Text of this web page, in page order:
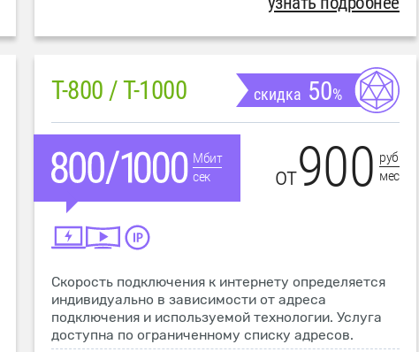
T-800 / T-1000 скидка 50%
Мбит
сек
от900 руб
мес
Скорость подключения к интернету определяется
индивидуально в зависимости от адреса
подключения и используемой технологии. Услуга
доступна по ограниченному списку адресов.